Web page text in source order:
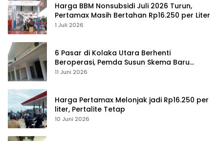
Harga BBM Nonsubsidi Juli 2026 Turun,
Pertamax Masih Bertahan Rp16.250 per Liter
1 Juli 2026
6 Pasar di Kolaka Utara Berhenti
Beroperasi, Pemda Susun Skema Baru
Pulihkan Perdagangan
11 Juni 2026
Harga Pertamax Melonjak jadi Rp16.250 per
liter, Pertalite Tetap
10 Juni 2026